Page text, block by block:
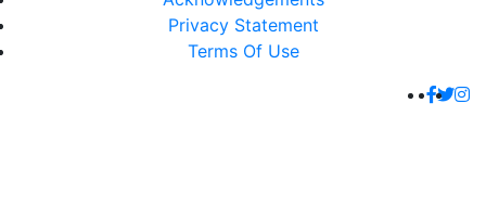
Privacy Statement
Terms Of Use